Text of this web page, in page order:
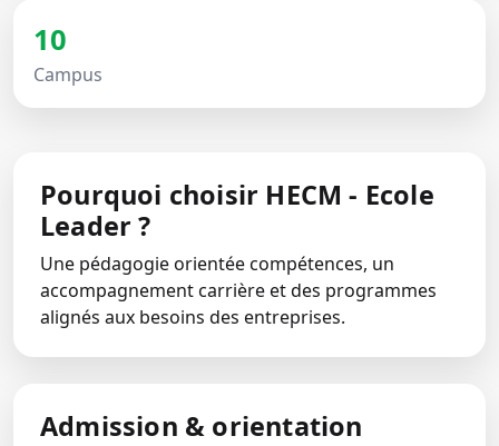
10
Campus
Pourquoi choisir HECM - Ecole
Leader ?
Une pédagogie orientée compétences, un
accompagnement carrière et des programmes
alignés aux besoins des entreprises.
Admission & orientation